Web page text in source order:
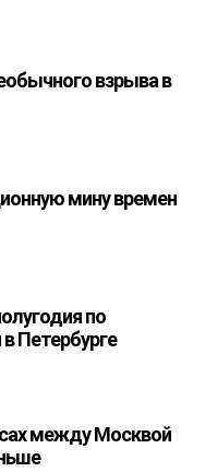
взрыва в
мину времен
по
Петербурге
между Москвой